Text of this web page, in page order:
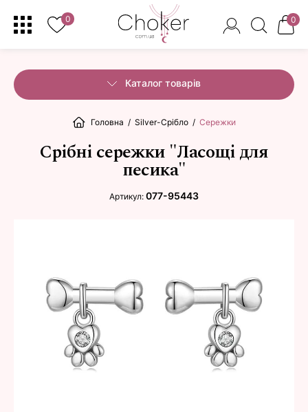
0 0
Каталог товарів
Головна / Silver-Срібло / Сережки
Срібні сережки "Ласощі для
песика"
Артикул: 077-95443